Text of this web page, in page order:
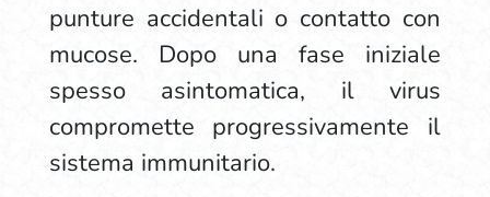
punture accidentali o contatto con
mucose. Dopo una fase iniziale
spesso asintomatica, il virus
compromette progressivamente il
sistema immunitario.